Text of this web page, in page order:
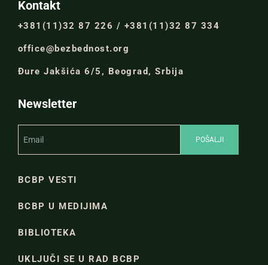
Kontakt
+381(11)32 87 226 / +381(11)32 87 334
office@bezbednost.org
Đure Jakšića 6/5, Beograd, Srbija
Newsletter
BCBP VESTI
BCBP U MEDIJIMA
BIBLIOTEKA
UKLJUČI SE U RAD BCBP